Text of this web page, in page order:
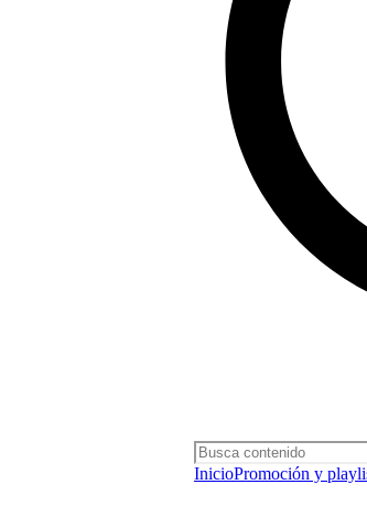
InicioPromoción y